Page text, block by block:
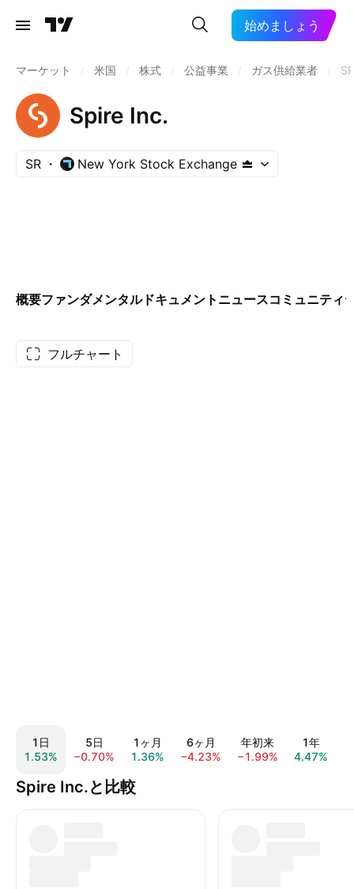
始めましょう
マーケット 米国 株式 公益事業 ガス供給業者 SR
Spire Inc.
SR New York Stock Exchange
概要ファンダメンタルドキュメント ニュースコミュニティ
フルチャート
1日
1.53%
5日
−0.70%
1ヶ月
1.36%
6ヶ月
−4.23%
年初来
−1.99%
1年
4.47%
Spire Inc.と比較